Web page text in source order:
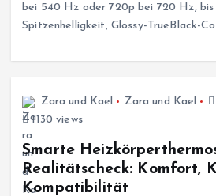
bei 540 Hz oder 720p bei 720 Hz, bis
Spitzenhelligkeit, Glossy-TrueBlack-
Zara und Kael Zara und Kael
1130 views
Smarte
Realitätscheck: Komfort,
Kompatibilität